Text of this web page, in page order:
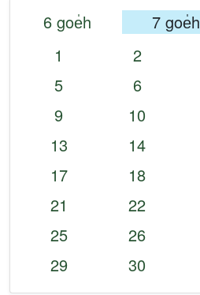
6 goe̍h 7 goe̍h
1
2
5
6
9
10
13
14
17
18
21
22
25
26
29
30